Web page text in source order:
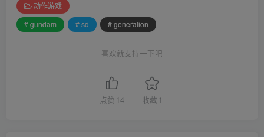
动作游戏
# gundam
# sd # generation
喜欢就支持一下吧
点赞 14 收藏 1